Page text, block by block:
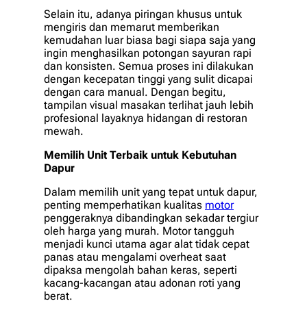
Selain itu, adanya piringan khusus untuk
mengiris dan memarut memberikan
kemudahan luar biasa bagi siapa saja yang
ingin menghasilkan potongan sayuran rapi
dan konsisten. Semua proses ini dilakukan
dengan kecepatan tinggi yang sulit dicapai
dengan cara manual. Dengan begitu,
tampilan visual masakan terlihat jauh lebih
profesional layaknya hidangan di restoran
mewah.
Memilih Unit Terbaik untuk Kebutuhan
Dapur
Dalam memilih unit yang tepat untuk dapur,
penting memperhatikan kualitas motor
penggeraknya dibandingkan sekadar tergiur
oleh harga yang murah. Motor tangguh
menjadi kunci utama agar alat tidak cepat
panas atau mengalami overheat saat
dipaksa mengolah bahan keras, seperti
kacang-kacangan atau adonan roti yang
berat.